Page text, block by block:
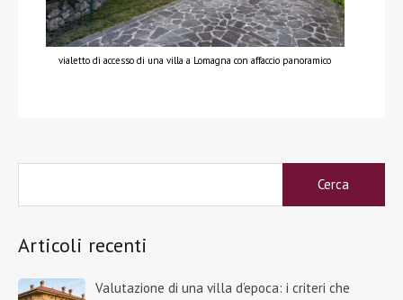
vialetto di accesso di una villa a Lomagna con affaccio panoramico
Ricerca
Articoli recenti
Valutazione di una villa d’epoca: i criteri che